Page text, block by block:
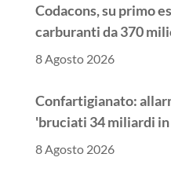
Codacons, su primo
carburanti da 370
8 Agosto 2026
Confartigianato:
'bruciati 34 miliardi in
8 Agosto 2026